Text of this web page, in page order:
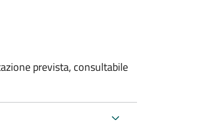
prevista, consultabile